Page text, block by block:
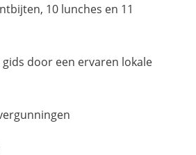
10 lunches en 11
door een ervaren lokale